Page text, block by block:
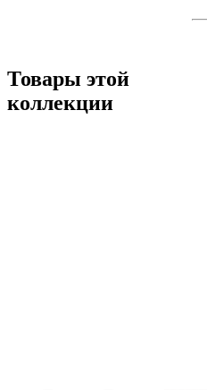
Товары этой
коллекции